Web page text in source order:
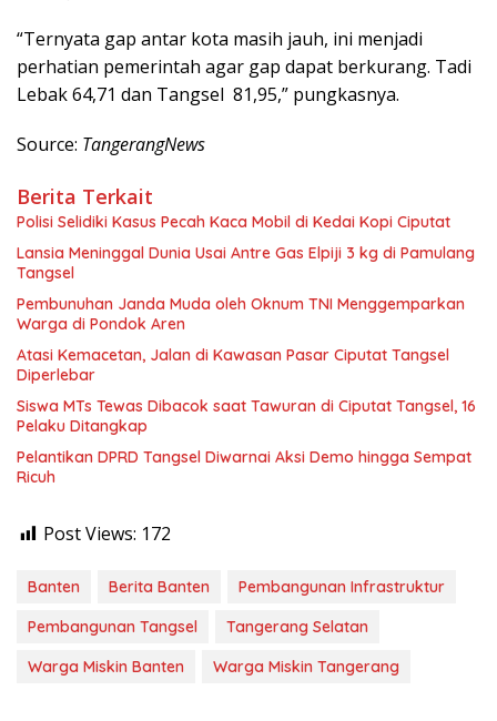
“Ternyata gap antar kota masih jauh, ini menjadi
perhatian pemerintah agar gap dapat berkurang. Tadi
Lebak 64,71 dan Tangsel 81,95,” pungkasnya.
Source: TangerangNews
Berita Terkait
Polisi Selidiki Kasus Pecah Kaca Mobil di Kedai Kopi Ciputat
Lansia Meninggal Dunia Usai Antre Gas Elpiji 3 kg di Pamulang
Tangsel
Pembunuhan Janda Muda oleh Oknum TNI Menggemparkan
Warga di Pondok Aren
Atasi Kemacetan, Jalan di Kawasan Pasar Ciputat Tangsel
Diperlebar
Siswa MTs Tewas Dibacok saat Tawuran di Ciputat Tangsel, 16
Pelaku Ditangkap
Pelantikan DPRD Tangsel Diwarnai Aksi Demo hingga Sempat
Ricuh
Post Views: 172
Banten Berita Banten
Pembangunan Infrastruktur
Pembangunan Tangsel
Tangerang Selatan
Warga Miskin Banten
Warga Miskin Tangerang